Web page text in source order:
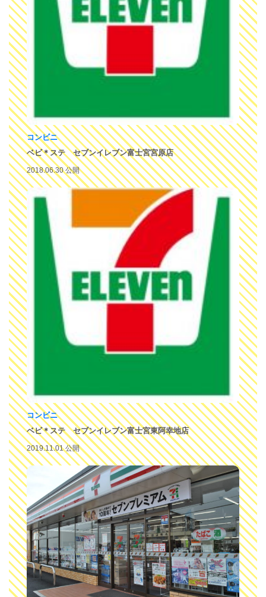
コンビニ
ベビ＊ステ セブンイレブン富士宮宮原店
2018.06.30 公開
コンビニ
ベビ＊ステ セブンイレブン富士宮東阿幸地店
2019.11.01 公開